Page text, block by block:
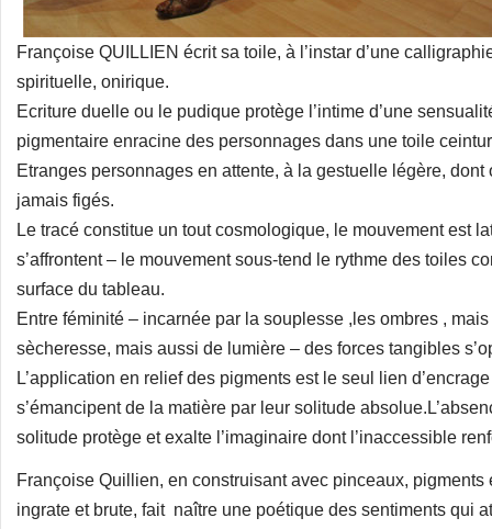
Françoise QUILLIEN écrit sa toile, à l’instar d’une
spirituelle, onirique.
Ecriture duelle ou le pudique protège l’intime d’une
pigmentaire enracine des personnages dans une toile
Etranges personnages en attente, à la gestuelle légère,
jamais figés.
Le tracé constitue un tout cosmologique, le mouvement est
s’affrontent – le mouvement sous-tend le rythme des toiles
surface du tableau.
Entre féminité – incarnée par la souplesse ,les ombres ,
sècheresse, mais aussi de lumière – des forces tangibles
L’application en relief des pigments est le seul lien
s’émancipent de la matière par leur solitude
solitude protège et exalte l’imaginaire dont l’inaccessible
Françoise Quillien, en construisant avec pinceaux,
ingrate et brute, fait naître une poétique des sentiments qui